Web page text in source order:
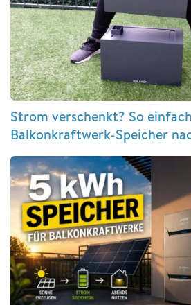
Strom verschenkt? So
Balkonkraftwerk-Speicher